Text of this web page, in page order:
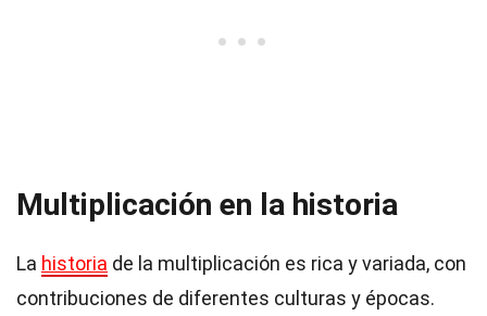
Multiplicación en la historia
La historia de la multiplicación es rica y variada, con
contribuciones de diferentes culturas y épocas.